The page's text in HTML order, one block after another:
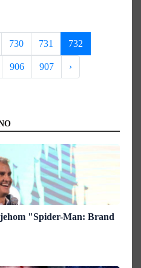
730 731 732
906 907 ›
"Spider-Man: Brand